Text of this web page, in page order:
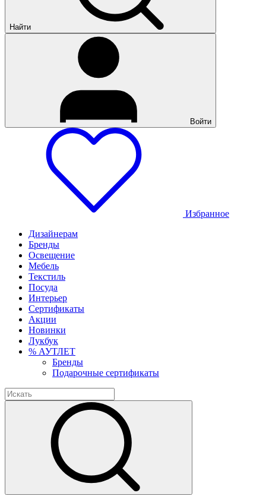
Найти
Войти
Избранное
Дизайнерам
Бренды
Освещение
Мебель
Текстиль
Посуда
Интерьер
Сертификаты
Акции
Новинки
Лукбук
% АУТЛЕТ
Бренды
Подарочные сертификаты